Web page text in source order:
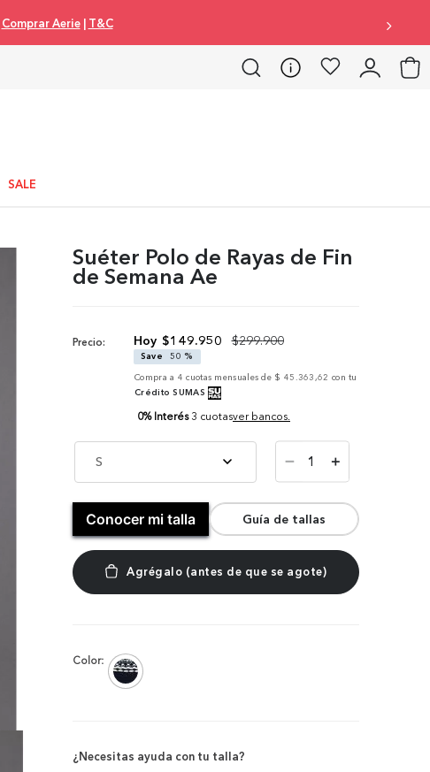
Comprar Aerie| T&C
SALE
Suéter Polo de Rayas de Fin
de Semana Ae
Precio: $149.950 $299.900
Save
50 %
Compra a 4 cuotas mensuales de $ 45.363,62 con tu
Crédito SUMAS
0% Interés 3 cuotasver bancos.
S ＋
－
Conocer mi talla Guía de tallas
Color:
¿Necesitas ayuda con tu talla?